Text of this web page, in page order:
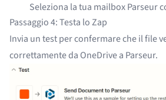
Seleziona la tua mailbox Parseur
Passaggio 4: Testa lo Zap
Invia un test per confermare che il file
correttamente da OneDrive a Parseur.